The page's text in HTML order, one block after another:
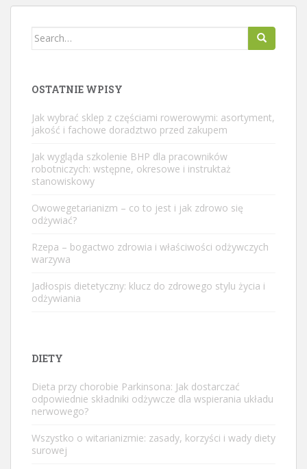
Search
OSTATNIE WPISY
Jak wybrać sklep z częściami rowerowymi: asortyment,
jakość i fachowe doradztwo przed zakupem
Jak wygląda szkolenie BHP dla pracowników
robotniczych: wstępne, okresowe i instruktaż
stanowiskowy
Owowegetarianizm – co to jest i jak zdrowo się
odżywiać?
Rzepa – bogactwo zdrowia i właściwości odżywczych
warzywa
Jadłospis dietetyczny: klucz do zdrowego stylu życia i
odżywiania
DIETY
Dieta przy chorobie Parkinsona: Jak dostarczać
odpowiednie składniki odżywcze dla wspierania układu
nerwowego?
Wszystko o witarianizmie: zasady, korzyści i wady diety
surowej